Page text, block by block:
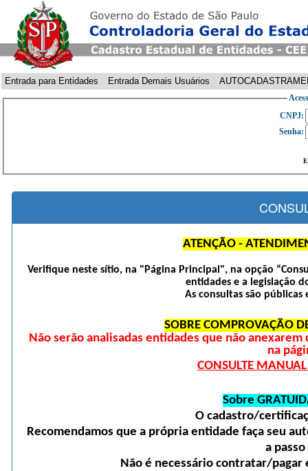
Entrada para Entidades Entrada Demais Usuários
CNPJ:
Senha:
ATENÇÃO -
Verifique neste sítio, na "Página Principal", na opção
entidades e a legislação
As consultas são públicas
SOBRE COMPROVAÇÃO
Não serão analisadas entidades que não
na
CONSULTE
Sobre
O cadastro/
Recomendamos que a própria entidade faça seu
a
Não é necessário contratar/